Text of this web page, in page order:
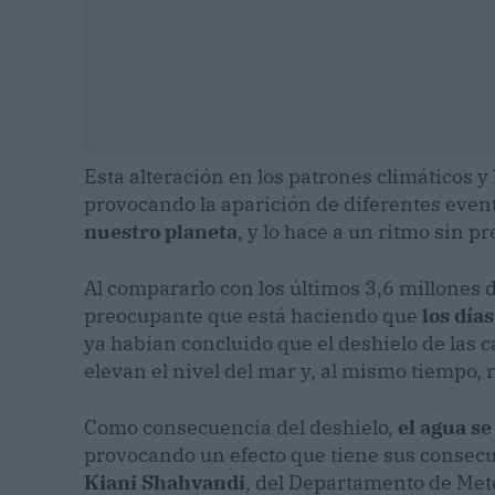
Esta alteración en los patrones climáticos
provocando la aparición de diferentes
nuestro planeta, y lo hace a un ritmo sin
Al compararlo con los últimos 3,6 millones
preocupante que está haciendo que los
ya habían concluido que el deshielo de las
elevan el nivel del mar y, al mismo
Como consecuencia del deshielo, el agua
provocando un efecto que tiene sus
Kiani Shahvandi, del Departamento de